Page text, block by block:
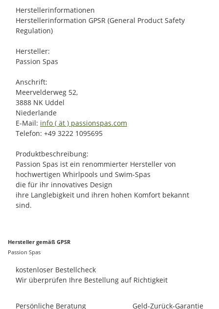
Herstellerinformationen
Herstellerinformation GPSR (General Product Safety
Regulation)
Hersteller:
Passion Spas
Anschrift:
Meervelderweg 52,
3888 NK Uddel
Niederlande
E-Mail: info ( ät ) passionspas.com
Telefon: +49 3222 1095695
Produktbeschreibung:
Passion Spas ist ein renommierter Hersteller von
hochwertigen Whirlpools und Swim-Spas
die für ihr innovatives Design
ihre Langlebigkeit und ihren hohen Komfort bekannt
sind.
Hersteller gemäß GPSR
Passion Spas
kostenloser Bestellcheck
Wir überprüfen Ihre Bestellung auf Richtigkeit
Persönliche Beratung
Geld-Zurück-Garantie